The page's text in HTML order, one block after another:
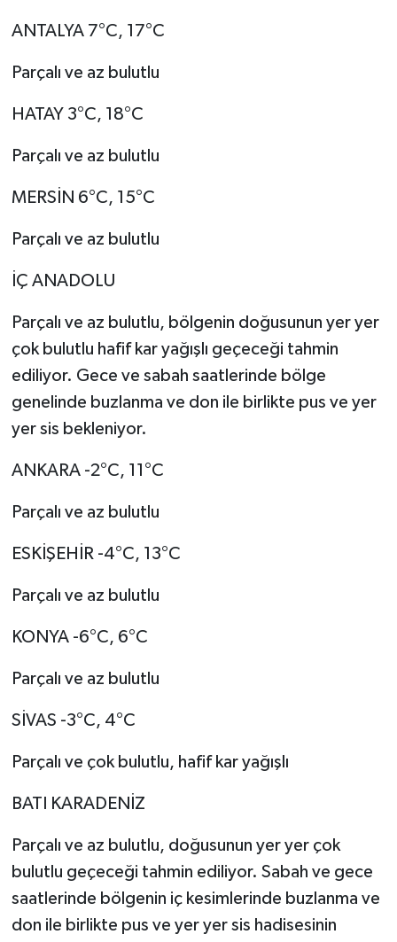
ANTALYA 7°C, 17°C
Parçalı ve az bulutlu
HATAY 3°C, 18°C
Parçalı ve az bulutlu
MERSİN 6°C, 15°C
Parçalı ve az bulutlu
İÇ ANADOLU
Parçalı ve az bulutlu, bölgenin doğusunun yer yer
çok bulutlu hafif kar yağışlı geçeceği tahmin
ediliyor. Gece ve sabah saatlerinde bölge
genelinde buzlanma ve don ile birlikte pus ve yer
yer sis bekleniyor.
ANKARA -2°C, 11°C
Parçalı ve az bulutlu
ESKİŞEHİR -4°C, 13°C
Parçalı ve az bulutlu
KONYA -6°C, 6°C
Parçalı ve az bulutlu
SİVAS -3°C, 4°C
Parçalı ve çok bulutlu, hafif kar yağışlı
BATI KARADENİZ
Parçalı ve az bulutlu, doğusunun yer yer çok
bulutlu geçeceği tahmin ediliyor. Sabah ve gece
saatlerinde bölgenin iç kesimlerinde buzlanma ve
don ile birlikte pus ve yer yer sis hadisesinin